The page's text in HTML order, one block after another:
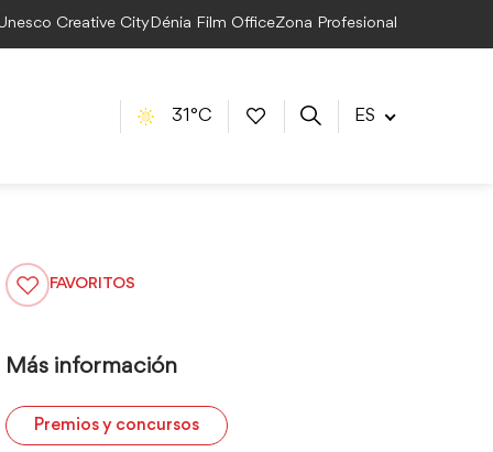
Creative CityDénia Film OfficeZona Profesional
31°C ES
FAVORITOS
Más información
Premios y concursos